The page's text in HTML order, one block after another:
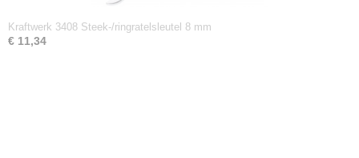
Kraftwerk 3408 Steek-/ringratelsleutel 8 mm
€ 11,34